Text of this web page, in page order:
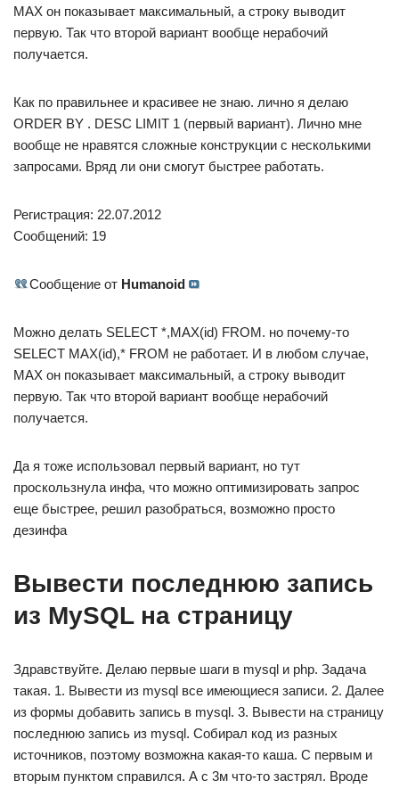
MAX он показывает максимальный, а строку выводит
первую. Так что второй вариант вообще нерабочий
получается.
Как по правильнее и красивее не знаю. лично я делаю
ORDER BY . DESC LIMIT 1 (первый вариант). Лично мне
вообще не нравятся сложные конструкции с несколькими
запросами. Вряд ли они смогут быстрее работать.
Регистрация: 22.07.2012
Сообщений: 19
Сообщение от Humanoid
Можно делать SELECT *,MAX(id) FROM. но почему-то
SELECT MAX(id),* FROM не работает. И в любом случае,
MAX он показывает максимальный, а строку выводит
первую. Так что второй вариант вообще нерабочий
получается.
Да я тоже использовал первый вариант, но тут
проскользнула инфа, что можно оптимизировать запрос
еще быстрее, решил разобраться, возможно просто
дезинфа
Вывести последнюю запись
из MySQL на страницу
Здравствуйте. Делаю первые шаги в mysql и php. Задача
такая. 1. Вывести из mysql все имеющиеся записи. 2. Далее
из формы добавить запись в mysql. 3. Вывести на страницу
последнюю запись из mysql. Собирал код из разных
источников, поэтому возможна какая-то каша. С первым и
вторым пунктом справился. А с 3м что-то застрял. Вроде